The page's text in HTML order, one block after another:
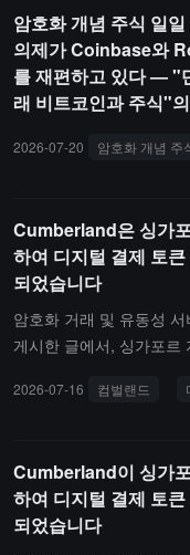
운 면의 Kimi K3와 지표
준에 근접했다고 지적했
도가 매우 빠르며, 심지어
했습니다. 고든은 모델 개
ference)을 실행하여 증
암호화 개념 주식 일
의제가 Coinbase와
를 재편하고 있다 — "
래 비트코인과 주식"
2026-07-20 암호화 개념 주
Cumberland은 싱가
하여 디지털 결제 토
되었습니다
암호화 거래 및 유동성
게시한 글에서, 싱가포르
제 토큰(Digital Payment
2026-07-16 컴벌랜드
Cumberland이 싱가
하여 디지털 결제 토
되었습니다